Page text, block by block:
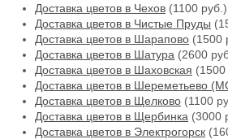
Доставка цветов в Чехов (1100 руб.)
Доставка цветов в Чистые Пруды
Доставка цветов в Шарапово (1500
Доставка цветов в Шатура (2600
Доставка цветов в Шаховская (1500
Доставка цветов в Шереметьево
Доставка цветов в Щелково (1100
Доставка цветов в Щербинка (3000
Доставка цветов в Электрогорск